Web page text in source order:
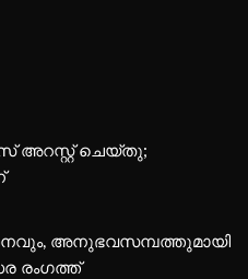
അറസ്റ്റ് ചെയ്‌തു;
അനുഭവസമ്പത്തുമായി
രംഗത്ത്